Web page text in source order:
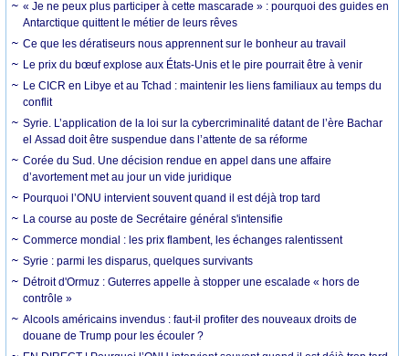
« Je ne peux plus participer à cette mascarade » : pourquoi des guides en
Antarctique quittent le métier de leurs rêves
Ce que les dératiseurs nous apprennent sur le bonheur au travail
Le prix du bœuf explose aux États-Unis et le pire pourrait être à venir
Le CICR en Libye et au Tchad : maintenir les liens familiaux au temps du
conflit
Syrie. L’application de la loi sur la cybercriminalité datant de l’ère Bachar
el Assad doit être suspendue dans l’attente de sa réforme
Corée du Sud. Une décision rendue en appel dans une affaire
d’avortement met au jour un vide juridique
Pourquoi l’ONU intervient souvent quand il est déjà trop tard
La course au poste de Secrétaire général s'intensifie
Commerce mondial : les prix flambent, les échanges ralentissent
Syrie : parmi les disparus, quelques survivants
Détroit d'Ormuz : Guterres appelle à stopper une escalade « hors de
contrôle »
Alcools américains invendus : faut-il profiter des nouveaux droits de
douane de Trump pour les écouler ?